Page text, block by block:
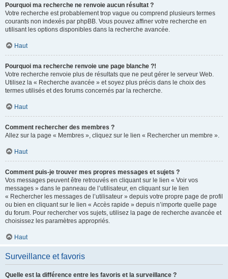
Pourquoi ma recherche ne renvoie aucun résultat ?
Votre recherche est probablement trop vague ou comprend plusieurs termes
courants non indexés par phpBB. Vous pouvez affiner votre recherche en
utilisant les options disponibles dans la recherche avancée.
Haut
Pourquoi ma recherche renvoie une page blanche ?!
Votre recherche renvoie plus de résultats que ne peut gérer le serveur Web.
Utilisez la « Recherche avancée » et soyez plus précis dans le choix des
termes utilisés et des forums concernés par la recherche.
Haut
Comment rechercher des membres ?
Allez sur la page « Membres », cliquez sur le lien « Rechercher un membre ».
Haut
Comment puis-je trouver mes propres messages et sujets ?
Vos messages peuvent être retrouvés en cliquant sur le lien « Voir vos
messages » dans le panneau de l’utilisateur, en cliquant sur le lien
« Rechercher les messages de l’utilisateur » depuis votre propre page de profil
ou bien en cliquant sur le lien « Accès rapide » depuis n’importe quelle page
du forum. Pour rechercher vos sujets, utilisez la page de recherche avancée et
choisissez les paramètres appropriés.
Haut
Surveillance et favoris
Quelle est la différence entre les favoris et la surveillance ?